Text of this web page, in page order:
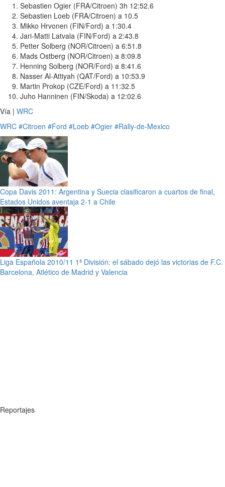
Sebastien Ogier (FRA/Citroen) 3h 12:52.6
Sebastien Loeb (FRA/Citroen) a 10.5
Mikko Hrvonen (FIN/Ford) a 1:30.4
Jari-Matti Latvala (FIN/Ford) a 2:43.8
Petter Solberg (NOR/Citroen) a 6:51.8
Mads Ostberg (NOR/Citroen) a 8:09.8
Henning Solberg (NOR/Ford) a 8:41.6
Nasser Al-Attiyah (QAT/Ford) a 10:53.9
Martin Prokop (CZE/Ford) a 11:32.5
Juho Hanninen (FIN/Skoda) a 12:02.6
Vía | WRC
WRC #Citroen #Ford #Loeb #Ogier #Rally-de-Mexico
Copa Davis 2011: Argentina y Suecia clasificaron a cuartos de final,
Estados Unidos aventaja 2-1 a Chile
Liga Española 2010/11 1ª División: el sábado dejó las victorias de F.C.
Barcelona, Atlético de Madrid y Valencia
Reportajes